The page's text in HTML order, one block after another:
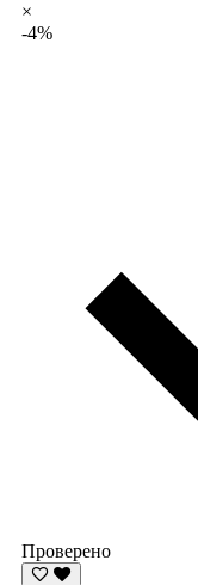
×
-4%
Проверено